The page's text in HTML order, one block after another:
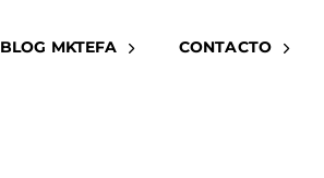
BLOG MKTEFA CONTACTO